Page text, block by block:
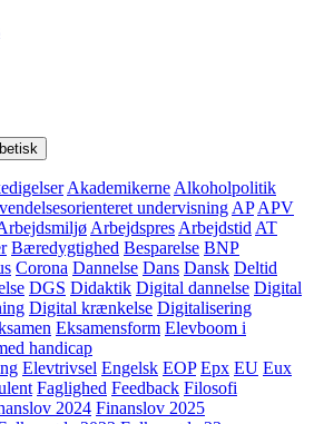
Akademikerne Alkoholpolitik
undervisning AP APV
Arbejdspres Arbejdstid AT
Bæredygtighed Besparelse BNP
Corona Dannelse Dans Dansk Deltid
DGS Didaktik Digital dannelse Digital
Digital krænkelse Digitalisering
Eksamensform Elevboom i
handicap
Elevtrivsel Engelsk EOP Epx EU Eux
Faglighed Feedback Filosofi
2024 Finanslov 2025